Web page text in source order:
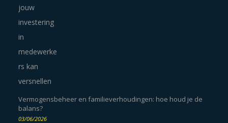
Vermogensbeheer en familieverhoudingen: hoe houd je de
balans?
03/06/2026